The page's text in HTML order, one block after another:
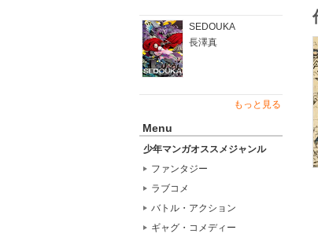
SEDOUKA
長澤真
もっと見る
Menu
少年マンガオススメジャンル
ファンタジー
ラブコメ
バトル・アクション
ギャグ・コメディー